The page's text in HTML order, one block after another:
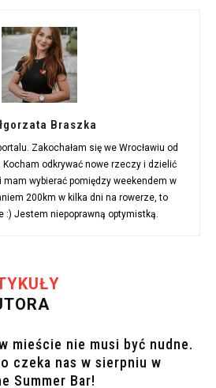
Braszka
Zakochałam się we Wrocławiu od
odkrywać nowe rzeczy i dzielić
wybierać pomiędzy weekendem w
200km w kilka dni na rowerze, to
:) Jestem niepoprawną optymistką.
mieście nie musi być nudne.
czeka nas w sierpniu w
Summer Bar!